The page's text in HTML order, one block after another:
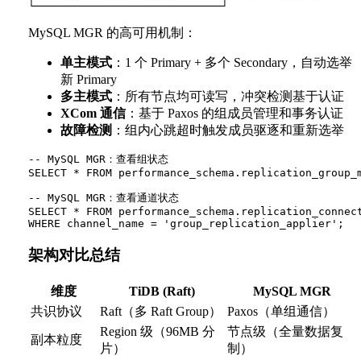
MySQL MGR 的高可用机制：
单主模式 ：1 个 Primary + 多个 Secondary，自动选举
新 Primary
多主模式 ：所有节点均可读写，冲突检测基于认证
XCom 通信：基于 Paxos 的组成员管理和事务认证
故障检测 ：组内心跳超时触发成员驱逐和重新选举
-- MySQL MGR：查看组状态
SELECT * FROM
-- MySQL MGR：查看通道状态
SELECT * FROM
架构对比总结
维度 TiDB (Raft)
MySQL MGR
共识协议
Raft（多 Raft Group） Paxos（单组通信）
副本粒度
Region 级（96MB 分
片）
节点级（全量数据复
制）